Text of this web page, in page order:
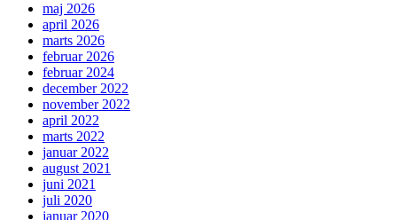
maj 2026
april 2026
marts 2026
februar 2026
februar 2024
december 2022
november 2022
april 2022
marts 2022
januar 2022
august 2021
juni 2021
juli 2020
januar 2020